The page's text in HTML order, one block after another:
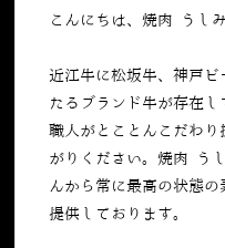
こんにちは、焼肉 うし
近江牛に松坂牛、神戸
たるブランド牛が存在
職人がとことんこだわ
がりください。焼肉 う
んから常に最高の状態
提供しております。